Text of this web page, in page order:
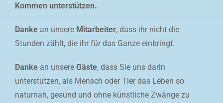
Kommen unterstützen.
Dankean unsere Mitarbeiter, dass ihr nicht die
Stunden zählt, die ihr für das Ganze einbringt.
Dankean unsere Gäste, dass Sie uns darin
unterstützen, als Mensch oder Tier das Leben so
naturnah, gesund und ohne künstliche Zwänge zu